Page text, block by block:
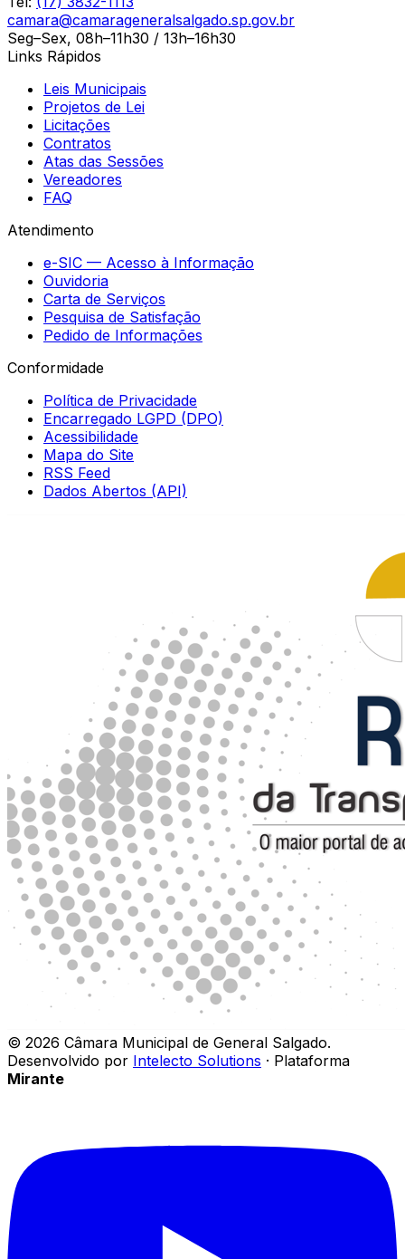
camara@camarageneralsalgado.sp.gov.br
Seg–Sex, 08h–11h30 / 13h–16h30
Links Rápidos
Leis Municipais
Projetos de Lei
Licitações
Contratos
Atas das Sessões
Vereadores
FAQ
Atendimento
e-SIC — Acesso à Informação
Ouvidoria
Carta de Serviços
Pesquisa de Satisfação
Pedido de Informações
Conformidade
Política de Privacidade
Encarregado LGPD (DPO)
Acessibilidade
Mapa do Site
RSS Feed
Dados Abertos (API)
© 2026 Câmara Municipal de General Salgado.
Desenvolvido por Intelecto Solutions · Plataforma
Mirante